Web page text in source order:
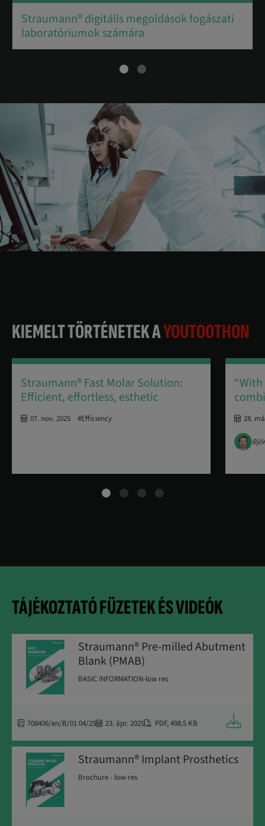
Straumann® digitális megoldások fogászati
laboratóriumok számára
KIEMELT TÖRTÉNETEK AYOUTOOTHON
Straumann® Fast Molar Solution:
Efficient, effortless, esthetic
07. nov. 2025 #Efficiency 28.
TÁJÉKOZTATÓ FÜZETEK ÉS VIDEÓK
Straumann® Pre-milled Abutment
Blank (PMAB)
BASIC INFORMATION-low res
708406/en/B/01 04/25 23. ápr. 2025 PDF,498.5 KB Letöltés
Straumann® Implant Prosthetics
Brochure - low-res